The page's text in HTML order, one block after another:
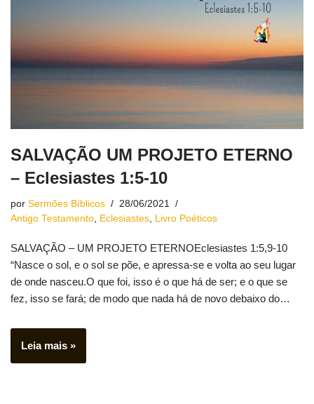
SALVAÇÃO UM PROJETO ETERNO
– Eclesiastes 1:5-10
por Sermões Bíblicos
28/06/2021
Antigo Testamento
Eclesiastes Livro Poéticos
SALVAÇÃO – UM PROJETO ETERNOEclesiastes 1:5,9-10
“Nasce o sol, e o sol se põe, e apressa-se e volta ao seu lugar
de onde nasceu.O que foi, isso é o que há de ser; e o que se
fez, isso se fará; de modo que nada há de novo debaixo do…
Leia mais »